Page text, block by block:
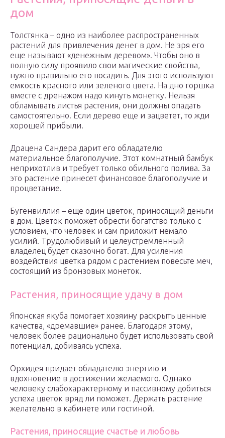
дом
Толстянка – одно из наиболее распространенных
растений для привлечения денег в дом. Не зря его
еще называют «денежным деревом». Чтобы оно в
полную силу проявило свои магические свойства,
нужно правильно его посадить. Для этого используют
емкость красного или зеленого цвета. На дно горшка
вместе с дренажом надо кинуть монетку. Нельзя
обламывать листья растения, они должны опадать
самостоятельно. Если дерево еще и зацветет, то жди
хорошей прибыли.
Драцена Сандера дарит его обладателю
материальное благополучие. Этот комнатный бамбук
неприхотлив и требует только обильного полива. За
это растение принесет финансовое благополучие и
процветание.
Бугенвиллия – еще один цветок, приносящий деньги
в дом. Цветок поможет обрести богатство только с
условием, что человек и сам приложит немало
усилий. Трудолюбивый и целеустремленный
владелец будет сказочно богат. Для усиления
воздействия цветка рядом с растением повесьте меч,
состоящий из бронзовых монеток.
Растения, приносящие удачу в дом
Японская якуба помогает хозяину раскрыть ценные
качества, «дремавшие» ранее. Благодаря этому,
человек более рационально будет использовать свой
потенциал, добиваясь успеха.
Орхидея придает обладателю энергию и
вдохновение в достижении желаемого. Однако
человеку слабохарактерному и пассивному добиться
успеха цветок вряд ли поможет. Держать растение
желательно в кабинете или гостиной.
Растения, приносящие счастье и любовь